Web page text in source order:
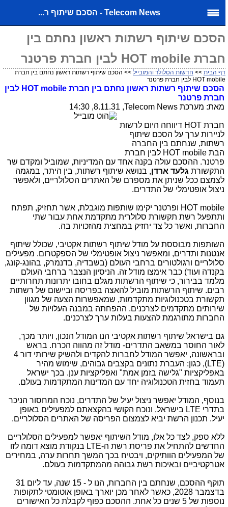
Telecom News - הסכם שיתוף ר...
הסכם שיתוף רשתות ראשון נחתם בין
חברת HOT mobile לבין חברת פרטנר
דף הבית>>חדשות הסלולר והמובייל>> הסכם שיתוף רשתות ראשון נחתם בין חברת
HOT mobile לבין חברת פרטנר
הסכם שיתוף רשתות ראשון נחתם בין חברתHOT mobile לבין
חברת פרטנר
מאת: מערכתTelecom News
, 8.11.31, 14:30
חברתHOTדיווחה היום לרשות
לניירות ערך על הסכם שיתוף
רשתות, שנחתם בין החברה
הבתHOT mobileלבין חברת
פרטנר. ההסכם עולה בקנה אחד עם המדיניות, שמוביל ומקדם שר
התקשורתגלעד ארדן, בנושא שיתוף רשתות, בין היתר, במגמה
לצמצם ככל שניתן את מספרם של האתרים הסלולריים, ולאפשר
ניצול אופטימלי של התדרים.
HOT mobileופרטנר יקימו שותפות מוגבלת, אשר תחזיק, תפתח
ותתפעל רשת תקשורת סלולרית מתקדמת אחת עבור שתי
החברות, ואשר כל צד יחזיק במחצית מהזכויות בה.
השותפות מבוססת על מודל שיתוף רשתות אקטיבי, שכולל שיתוף
אנטנות ותדרים, ומאפשר ניצול אופטימלי של הספקטרום. מפעילים
סלולריים ורגולטורים ברחבי העולם (בשבדיה, בדנמרק, בהונג-קונג,
בקנדה ועוד) כבר אימצו מודל זה. הניסיון הנצבר ברחבי העולם
מלמד בבירור, כי שיתוף הרשתות מגלם בחובו יתרונות תחרותיים
רבים. שיתוף הרשתות מוביל להאצה בפריסה וביישום של רשתות
תקשורת בטכנולוגיות מתקדמות, שמאפשרות הצעה של מגוון
שירותים מתקדמים לצרכנים. ההפחתה במבנה העלויות של
החברות מתורגמת להצעות בעלות ערך לצרכנים.
גם בישראל שיתוף רשתות אקטיבי הנו המודל הנכון, ויותר מכך,
לאור החוסר במשאב התדרים- מודל זה מהווה הכרח. בראש
ובראשונה, יאפשר המודל לחברות להקדים ולהשיק שירותי דור 4
LTE), כגון: העברת נתונים בקצבים גבוהים, שימוש מהיר
באפליקציות "גלישה בזמן אמת" ואפליקציות ענן. בכך ישראל
תעמוד בחזית הטכנולוגיה יחד עם המדינות המתקדמות בעולם.
בנוסף, המודל יאפשר ניצול יעיל של התדרים, נוכח המחסור הניכר
בתדרי LTEבישראל, ונוכח הקושי בהקצאתם למפעילים באופן
יעיל. תכנון הרשת יביא לצמצום הפריסה של האתרים הסלולריים.
ללא ספק, לצד כל אלו, מודל השיתוף יאפשר למפעילים הסלולריים
החדשים להתחיל את פריסת רשת ה-LTEבנקודת מוצא דומה לזו
של המפעילים הוותיקים, ויבטיח בכך המשך תחרות ערה, במחירים
אטרקטיביים ובאיכות רשת גבוהה מהמתקדמות בעולם.
תוקף ההסכם, שנחתם בין החברות, הנו ל - 15 שנה, עד ליום 31
בדצמבר 2028, כאשר לאחר מכן יוארך באופן אוטומטי לתקופות
נוספות של 5 שנים כל אחת. ההסכם כפוף לקבלת כל האישורים